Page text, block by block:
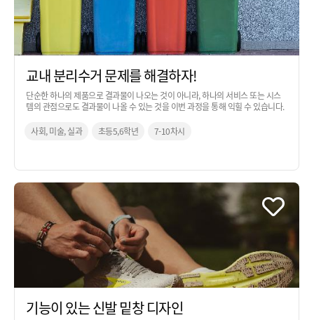
교내 분리수거 문제를 해결하자!
단순한 하나의 제품으로 결과물이 나오는 것이 아니라, 하나의 서비스 또는 시스
템의 관점으로도 결과물이 나올 수 있는 것을 이번 과정을 통해 익힐 수 있습니다.
사회, 미술, 실과 초등5,6학년 7-10차시
기능이 있는 신발 밑창 디자인